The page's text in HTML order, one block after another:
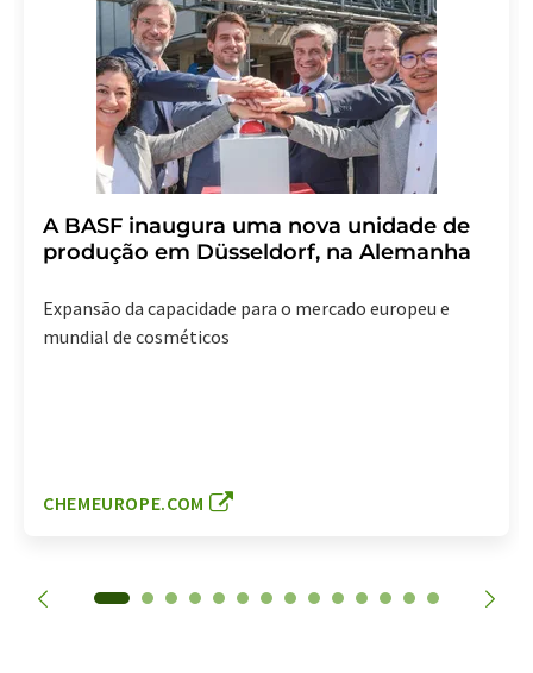
A BASF inaugura uma nova unidade de
produção em Düsseldorf, na Alemanha
Expansão da capacidade para o mercado europeu e
mundial de cosméticos
CHEMEUROPE.COM